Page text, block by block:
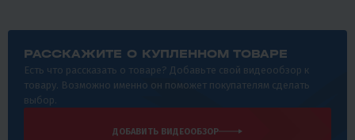
РАССКАЖИТЕ О КУПЛЕННОМ ТОВАРЕ
Есть что рассказать о товаре? Добавьте свой видеообзор к
товару. Возможно именно он поможет покупателям сделать
выбор.
ДОБАВИТЬ ВИДЕООБЗОР